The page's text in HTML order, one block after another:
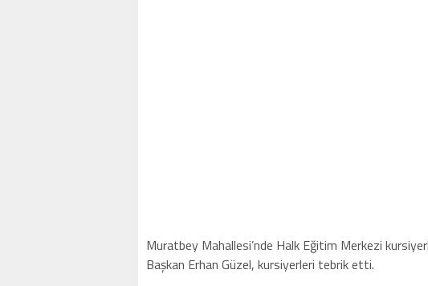
Muratbey Mahallesi’nde Halk Eğitim Merkezi
Başkan Erhan Güzel, kursiyerleri tebrik etti.